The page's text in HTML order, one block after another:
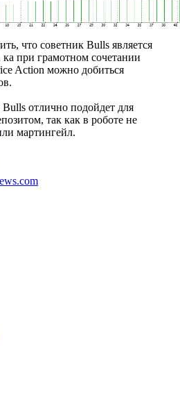
что советник Bulls является
при грамотном сочетании
Action можно добиться
отлично подойдет для
так как в роботе не
мартингейл.